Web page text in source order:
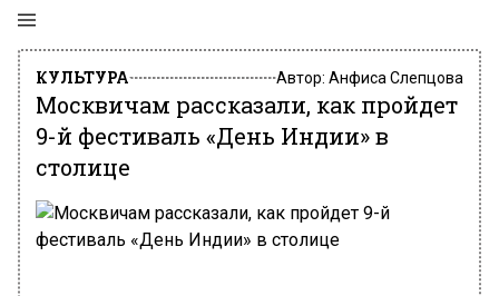
КУЛЬТУРА Автор: Анфиса Слепцова
Москвичам рассказали, как пройдет
9-й фестиваль «День Индии» в
столице